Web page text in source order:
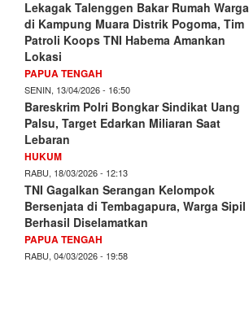
Lekagak Talenggen Bakar Rumah Warga
di Kampung Muara Distrik Pogoma, Tim
Patroli Koops TNI Habema Amankan
Lokasi
PAPUA TENGAH
SENIN, 13/04/2026 - 16:50
Bareskrim Polri Bongkar Sindikat Uang
Palsu, Target Edarkan Miliaran Saat
Lebaran
HUKUM
RABU, 18/03/2026 - 12:13
TNI Gagalkan Serangan Kelompok
Bersenjata di Tembagapura, Warga Sipil
Berhasil Diselamatkan
PAPUA TENGAH
RABU, 04/03/2026 - 19:58